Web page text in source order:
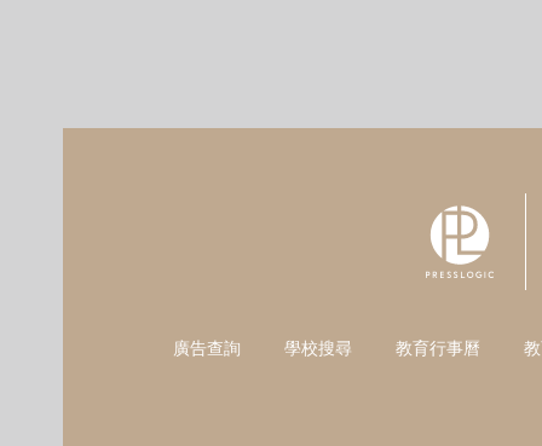
廣告查詢 學校搜尋 教育行事曆